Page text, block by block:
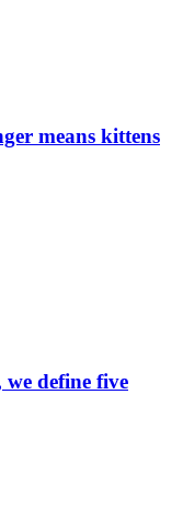
means kittens
we define five